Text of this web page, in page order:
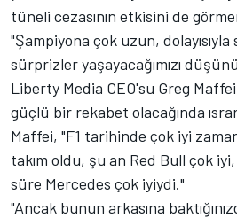
tüneli cezasının etkisini de
"Şampiyona çok uzun,
sürprizler yaşayacağımızı
Liberty Media CEO'su Greg
güçlü bir rekabet olacağında
Maffei, "F1 tarihinde çok iyi
takım oldu, şu an Red Bull çok
süre Mercedes çok iyiydi."
"Ancak bunun arkasına